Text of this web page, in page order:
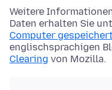
Weitere
Daten erhalten Sie
Computer
englischsprachigen
Clearing von Mozilla.